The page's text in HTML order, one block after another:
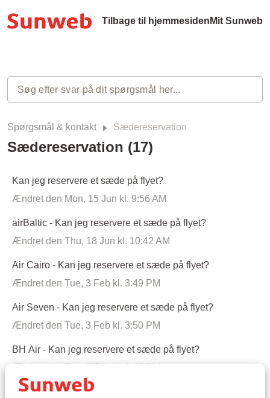
Tilbage til hjemmesiden Mit Sunweb
Spørgsmål & kontakt Sædereservation
Sædereservation (17)
Kan jeg reservere et sæde på flyet?
Ændret den Mon, 15 Jun kl. 9:56 AM
airBaltic - Kan jeg reservere et sæde på flyet?
Ændret den Thu, 18 Jun kl. 10:42 AM
Air Cairo - Kan jeg reservere et sæde på flyet?
Ændret den Tue, 3 Feb kl. 3:49 PM
Air Seven - Kan jeg reservere et sæde på flyet?
Ændret den Tue, 3 Feb kl. 3:50 PM
BH Air - Kan jeg reservere et sæde på flyet?
Ændret den Tue, 3 Feb kl. 3:49 PM
Bulgaria Air - Kan jeg reservere et sæde på flyet?